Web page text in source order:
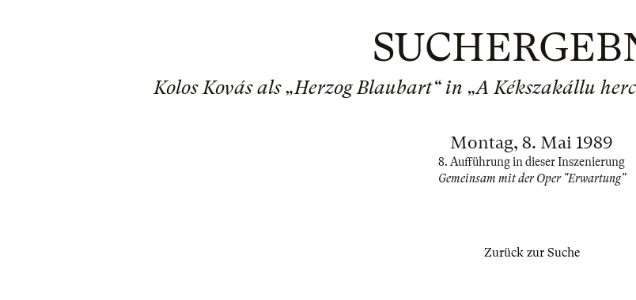
Kolos Kovás als „Herzog Blaubart“ in „A Kékszakállu
Montag, 8. Mai 1989
8. Aufführung in dieser Inszenierung
Gemeinsam mit der Oper "Erwartung"
Zurück zur Suche